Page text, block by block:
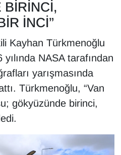
BİRİNCİ,
İNCİ”
Kayhan Türkmenoğlu
NASA tarafından
yarışmasında
Türkmenoğlu, “Van
gökyüzünde birinci,